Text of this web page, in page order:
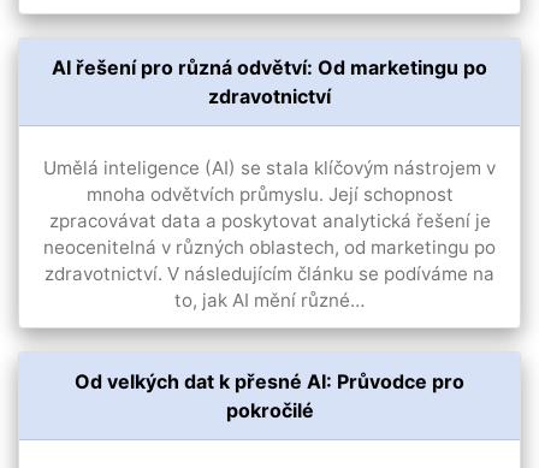
AI řešení pro různá odvětví: Od marketingu po
zdravotnictví
Umělá inteligence (AI) se stala klíčovým nástrojem v
mnoha odvětvích průmyslu. Její schopnost
zpracovávat data a poskytovat analytická řešení je
neocenitelná v různých oblastech, od marketingu po
zdravotnictví. V následujícím článku se podíváme na
to, jak AI mění různé…
Od velkých dat k přesné AI: Průvodce pro
pokročilé